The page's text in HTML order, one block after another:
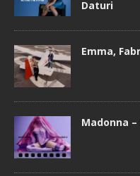
Daturi
Emma,
Madonna